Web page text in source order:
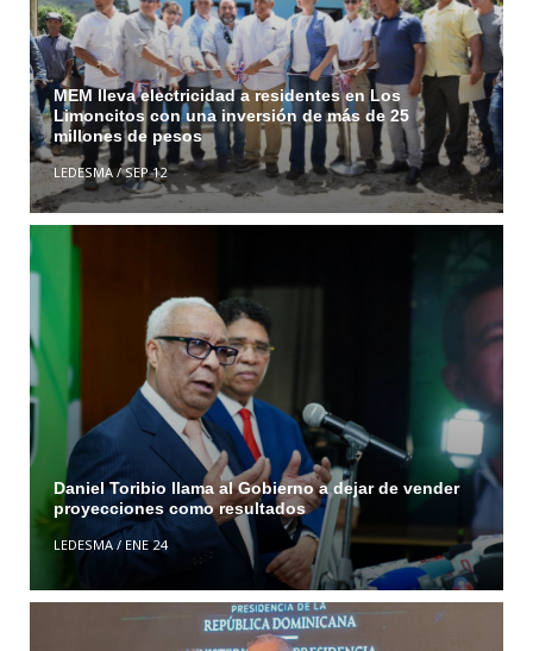
MEM lleva electricidad a residentes en Los
Limoncitos con una inversión de más de 25
millones de pesos
LEDESMA/SEP 12
Daniel Toribio llama al Gobierno a dejar de vender
proyecciones como resultados
LEDESMA/ ENE 24